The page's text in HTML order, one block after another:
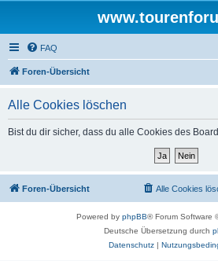
FAQ
Foren-Übersicht
Alle Cookies löschen
Bist du dir sicher, dass du alle Cookies des
Foren-Übersicht Alle Cookies
Powered by phpBB® Forum Software
Deutsche Übersetzung durch
Datenschutz|